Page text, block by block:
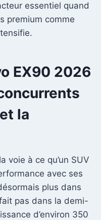
essentiel quand
premium comme
EX90 2026
la
voie à ce qu’un SUV
avec ses
plus dans
pas dans la demi-
d’environ 350